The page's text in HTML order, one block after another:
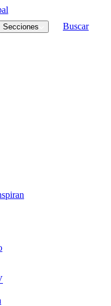
Secciones Buscar